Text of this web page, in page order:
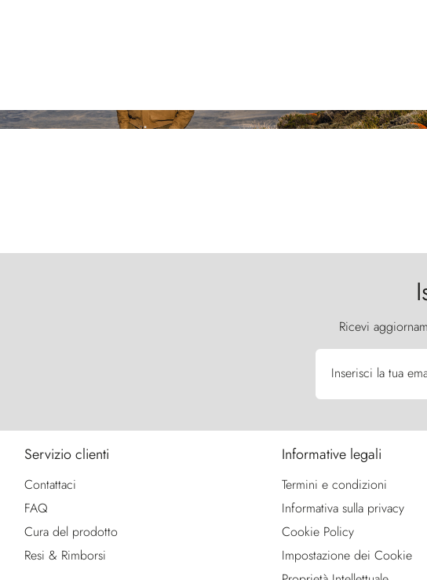
Ricevi
Inserisci la tua
Servizio clienti
Contattaci
FAQ
Cura del prodotto
Resi & Rimborsi
Informative legali
Termini e condizioni
Informativa sulla privacy
Cookie Policy
Impostazione dei Cookie